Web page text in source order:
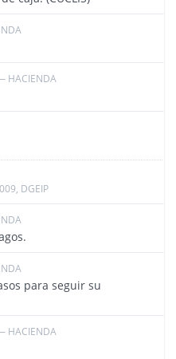
HACIENDA
DGEIP
para seguir su
HACIENDA